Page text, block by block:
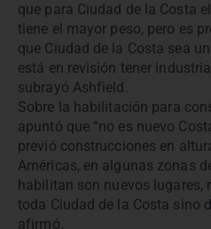
que para Ciudad de la Costa
tiene el mayor peso, pero es
que Ciudad de la Costa sea
está en revisión tener
subrayó Ashfield.
Sobre la habilitación para
apuntó que “no es nuevo
previó construcciones en
Américas, en algunas zonas
habilitan son nuevos
toda Ciudad de la Costa sino
afirmó.